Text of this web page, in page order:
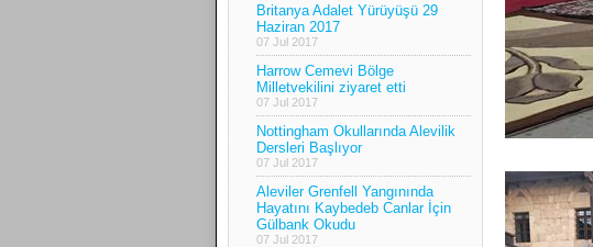
Britanya Adalet Yürüyüşü 29
Haziran 2017
07 Jul 2017
Harrow Cemevi Bölge
Milletvekilini ziyaret etti
07 Jul 2017
Nottingham Okullarında Alevilik
Dersleri Başlıyor
07 Jul 2017
Aleviler Grenfell Yangınında
Hayatını Kaybedeb Canlar İçin
Gülbank Okudu
07 Jul 2017